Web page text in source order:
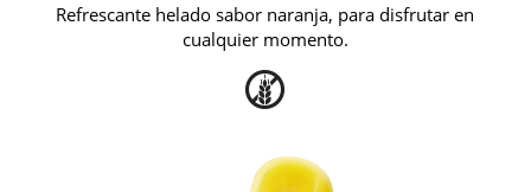
Refrescante helado sabor naranja, para disfrutar en
cualquier momento.